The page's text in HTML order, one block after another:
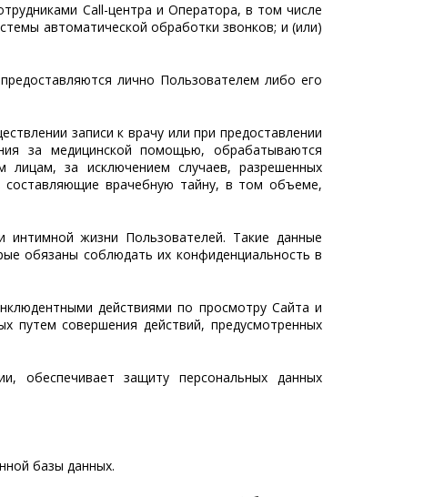
Call-центра и Оператора, в том числе
автоматической обработки звонков; и (или)
лично Пользователем либо его
записи к врачу или при предоставлении
за медицинской помощью, обрабатываются
за исключением случаев, разрешенных
составляющие врачебную тайну, в том объеме,
жизни Пользователей. Такие данные
обязаны соблюдать их конфиденциальность в
действиями по просмотру Сайта и
путем совершения действий, предусмотренных
обеспечивает защиту персональных данных
базы данных.